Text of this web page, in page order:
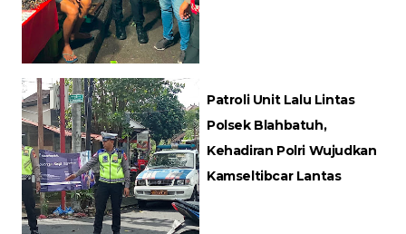
Patroli Unit Lalu Lintas
Polsek Blahbatuh,
Kehadiran Polri Wujudkan
Kamseltibcar Lantas